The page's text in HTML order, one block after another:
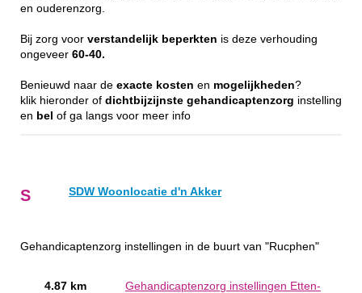
en ouderenzorg.
Bij zorg voor verstandelijk beperkten is deze verhouding
ongeveer 60-40.
Benieuwd naar de exacte kosten en mogelijkheden?
klik hieronder of dichtbijzijnste gehandicaptenzorg instelling
en bel of ga langs voor meer info
S SDW Woonlocatie d'n Akker
Gehandicaptenzorg instellingen in de buurt van "Rucphen"
4.87 km Gehandicaptenzorg instellingen Etten-